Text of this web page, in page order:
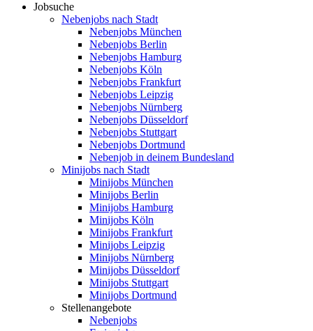
Jobsuche
Nebenjobs nach Stadt
Nebenjobs München
Nebenjobs Berlin
Nebenjobs Hamburg
Nebenjobs Köln
Nebenjobs Frankfurt
Nebenjobs Leipzig
Nebenjobs Nürnberg
Nebenjobs Düsseldorf
Nebenjobs Stuttgart
Nebenjobs Dortmund
Nebenjob in deinem Bundesland
Minijobs nach Stadt
Minijobs München
Minijobs Berlin
Minijobs Hamburg
Minijobs Köln
Minijobs Frankfurt
Minijobs Leipzig
Minijobs Nürnberg
Minijobs Düsseldorf
Minijobs Stuttgart
Minijobs Dortmund
Stellenangebote
Nebenjobs